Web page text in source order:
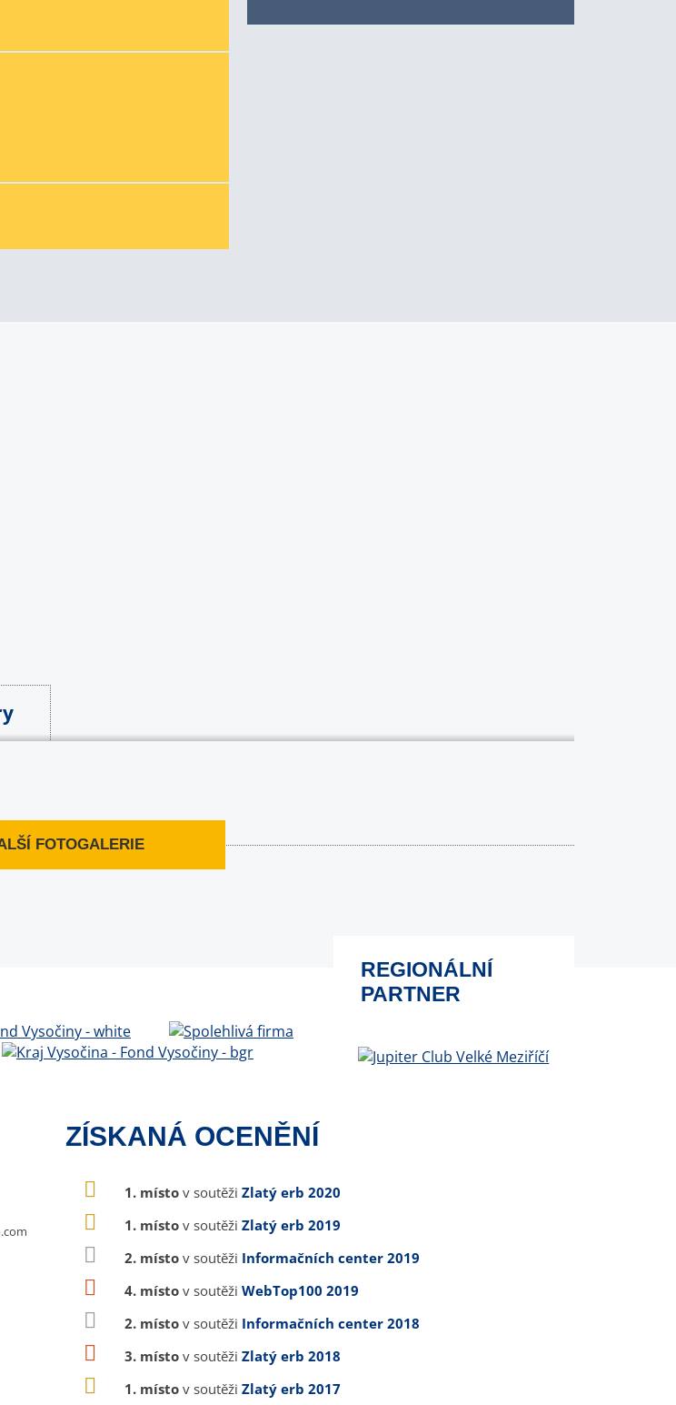
FOTOGALERIE
REGIONÁLNÍ
PARTNER
ZÍSKANÁ OCENĚNÍ
1. místo v soutěži Zlatý erb 2020
1. místo v soutěži Zlatý erb 2019
2. místo v soutěži Informačních center 2019
4. místo v soutěži WebTop100 2019
2. místo v soutěži Informačních center 2018
3. místo v soutěži Zlatý erb 2018
1. místo v soutěži Zlatý erb 2017